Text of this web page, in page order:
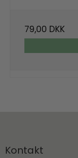
79,00 DKK
Kontakt